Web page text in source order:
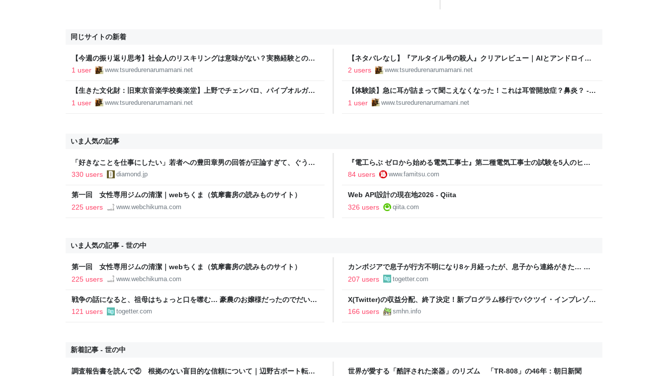
同じサイトの新着
【今週の振り返り思考】社会人のリスキリングは意味がない？実務経験との関
係と日本の採用構造を考える - 徒然なるままに
1 user www.tsuredurenarumamani.net
【ネタバレなし】『アルタイル号の殺人』クリアレビュー｜AIとアンドロイド
のバディが挑む宇宙船ミステリー - 徒然なるままに
2 users www.tsuredurenarumamani.net
【生きた文化財：旧東京音楽学校奏楽堂】上野でチェンバロ、パイプオルガン
を堪能できる！ - 徒然なるままに
1 user www.tsuredurenarumamani.net
【体験談】急に耳が詰まって聞こえなくなった！これは耳管開放症？鼻炎？ -
徒然なるままに
1 user www.tsuredurenarumamani.net
いま人気の記事
「好きなことを仕事にしたい」若者への豊田章男の回答が正論すぎて、ぐうの
音も出なかった
330 users diamond.jp
『電工らぶ ゼロから始める電気工事士』第二種電気工事士の試験を5人のヒロ
インと勉強。青春しながら“過去問1000問”や“本番形式CBT模擬試験”で本格的
84 users www.famitsu.com
第一回 女性専用ジムの清潔｜webちくま（筑摩書房の読みものサイト）
225 users
www.webchikuma.com
Web API設計の現在地2026 - Qiita
326 users
qiita.com
いま人気の記事 - 世の中
第一回 女性専用ジムの清潔｜webちくま（筑摩書房の読みものサイト）
225 users
www.webchikuma.com
カンボジアで息子が行方不明になり8ヶ月経ったが、息子から連絡がきた… 友
人も一緒でとりあえず無事で元気そうではあったが、居場所や会社名も言え
207 users togetter.com
戦争の話になると、祖母はちょっと口を噤む… 豪農のお嬢様だったのでだいぶ
儲かった上に兄弟は近衛兵にしか徴兵されず、戦時中も白米しか食べたことが
121 users togetter.com
X(Twitter)の収益分配、終了決定！新プログラム移行でパクツイ・インプレゾン
ビ排除なるか？ - すまほん!!
166 users smhn.info
新着記事 - 世の中
調査報告書を読んで② 根拠のない盲目的な信頼について｜辺野古ボート転覆
世界が愛する「酷評された楽器」のリズム 「TR-808」の46年：朝日新聞